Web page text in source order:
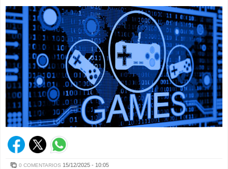
0 COMENTARIOS 15/12/2025 - 10:05